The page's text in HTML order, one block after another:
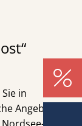
in
Angebote,